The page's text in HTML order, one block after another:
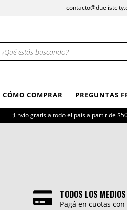
CÓMO COMPRAR PREGUNTAS
¡Envío gratis a todo el país a partir de
TODOS LOS
Pagá en cuotas